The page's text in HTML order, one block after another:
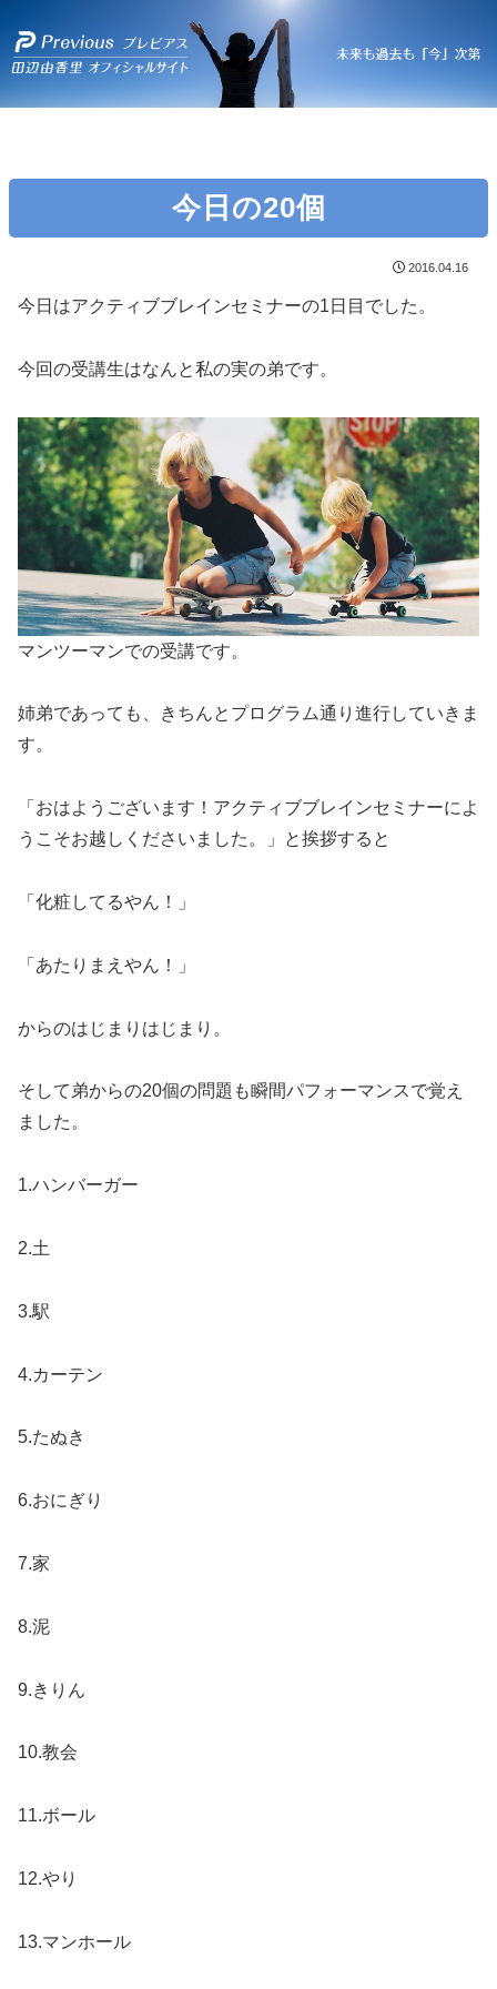
今日の20個
2016.04.16
今日はアクティブブレインセミナーの1日目でした。
今回の受講生はなんと私の実の弟です。
マンツーマンでの受講です。
姉弟であっても、きちんとプログラム通り進行していきま
す。
「おはようございます！アクティブブレインセミナーによ
うこそお越しくださいました。」と挨拶すると
「化粧してるやん！」
「あたりまえやん！」
からのはじまりはじまり。
そして弟からの20個の問題も瞬間パフォーマンスで覚え
ました。
1.ハンバーガー
2.土
3.駅
4.カーテン
5.たぬき
6.おにぎり
7.家
8.泥
9.きりん
10.教会
11.ボール
12.やり
13.マンホール